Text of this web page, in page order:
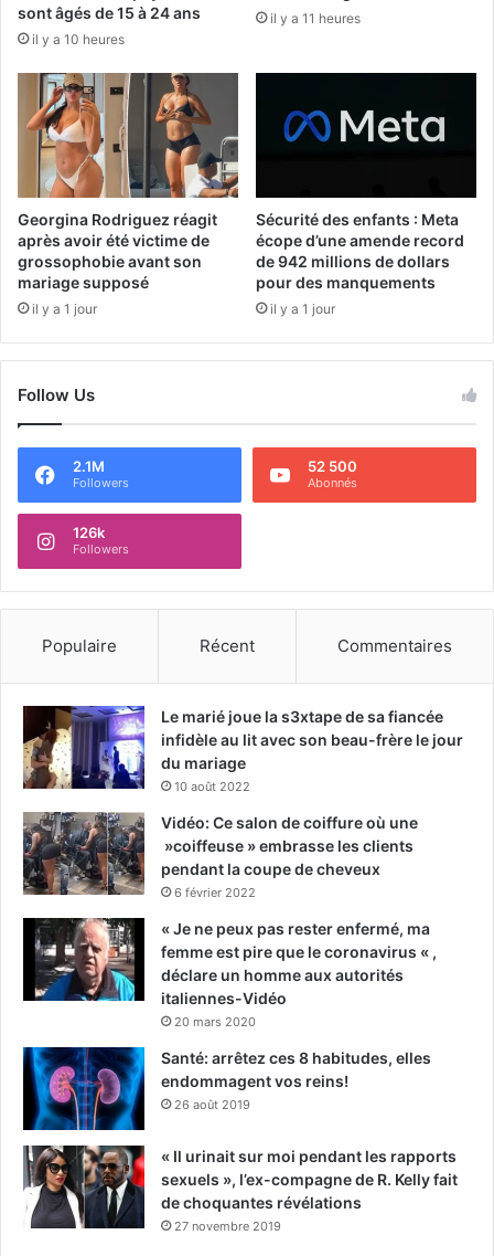
sont âgés de 15 à 24 ans
il y a 10 heures
il y a 11 heures
Georgina Rodriguez réagit
après avoir été victime de
grossophobie avant son
mariage supposé
il y a 1 jour
Sécurité des enfants : Meta
écope d’une amende record
de 942 millions de dollars
pour des manquements
il y a 1 jour
Follow Us
2.1M
Followers
52 500
Abonnés
126k
Followers
Populaire Récent Commentaires
Le marié joue la s3xtape de sa fiancée
infidèle au lit avec son beau-frère le jour
du mariage
10 août 2022
Vidéo: Ce salon de coiffure où une
»coiffeuse » embrasse les clients
pendant la coupe de cheveux
6 février 2022
« Je ne peux pas rester enfermé, ma
femme est pire que le coronavirus « ,
déclare un homme aux autorités
italiennes-Vidéo
20 mars 2020
Santé: arrêtez ces 8 habitudes, elles
endommagent vos reins!
26 août 2019
« Il urinait sur moi pendant les rapports
sexuels », l’ex-compagne de R. Kelly fait
de choquantes révélations
27 novembre 2019